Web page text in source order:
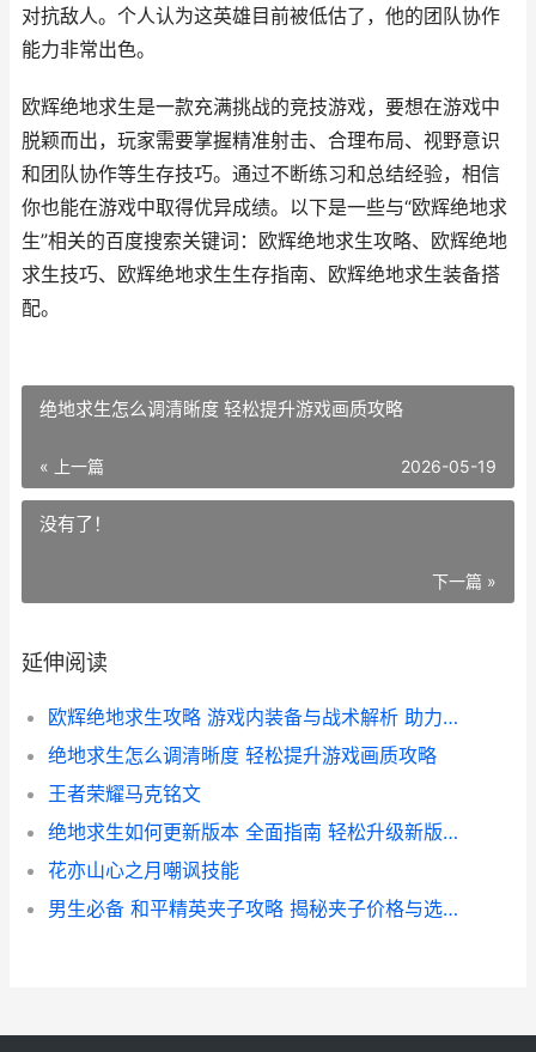
对抗敌人。个人认为这英雄目前被低估了，他的团队协作
能力非常出色。
欧辉绝地求生是一款充满挑战的竞技游戏，要想在游戏中
脱颖而出，玩家需要掌握精准射击、合理布局、视野意识
和团队协作等生存技巧。通过不断练习和总结经验，相信
你也能在游戏中取得优异成绩。以下是一些与“欧辉绝地求
生”相关的百度搜索关键词：欧辉绝地求生攻略、欧辉绝地
求生技巧、欧辉绝地求生生存指南、欧辉绝地求生装备搭
配。
绝地求生怎么调清晰度 轻松提升游戏画质攻略
« 上一篇 2026-05-19
没有了！
下一篇 »
延伸阅读
欧辉绝地求生攻略 游戏内装备与战术解析 助力你成为战场高手
绝地求生怎么调清晰度 轻松提升游戏画质攻略
王者荣耀马克铭文
绝地求生如何更新版本 全面指南 轻松升级新版本攻略
花亦山心之月嘲讽技能
男生必备 和平精英夹子攻略 揭秘夹子价格与选购技巧